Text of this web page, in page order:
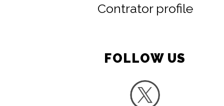
Contrator profile
FOLLOW US